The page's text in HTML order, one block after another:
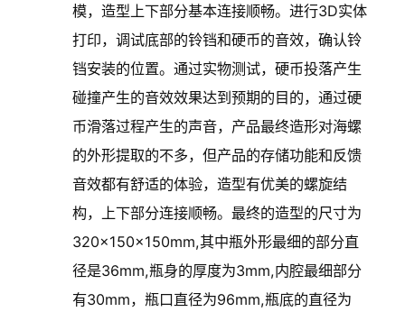
模，造型上下部分基本连接顺畅。进行3D实体
打印，调试底部的铃铛和硬币的音效，确认铃
铛安装的位置。通过实物测试，硬币投落产生
碰撞产生的音效效果达到预期的目的，通过硬
币滑落过程产生的声音，产品最终造形对海螺
的外形提取的不多，但产品的存储功能和反馈
音效都有舒适的体验，造型有优美的螺旋结
构，上下部分连接顺畅。最终的造型的尺寸为
320×150×150mm,其中瓶外形最细的部分直
径是36mm,瓶身的厚度为3mm,内腔最细部分
有30mm，瓶口直径为96mm,瓶底的直径为